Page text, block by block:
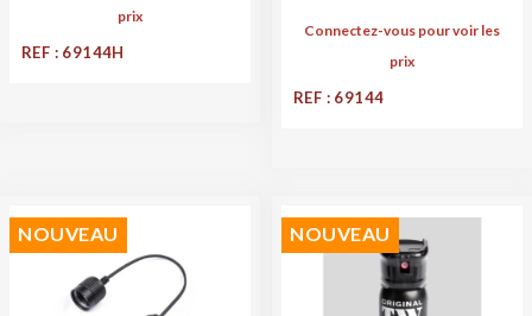
prix
REF : 69144H
Connectez-vous pour voir les
prix
REF : 69144
NOUVEAU NOUVEAU